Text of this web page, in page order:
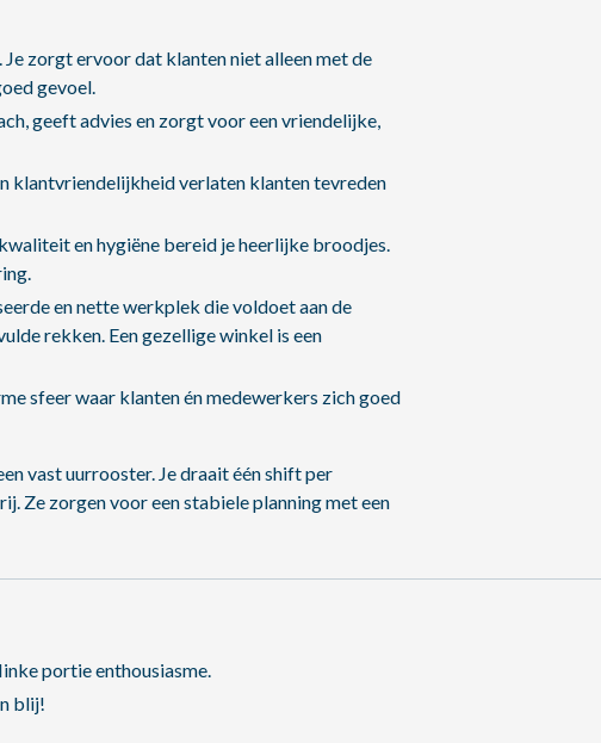
zorgt ervoor dat klanten niet alleen met de
gevoel.
geeft advies en zorgt voor een vriendelijke,
klantvriendelijkheid verlaten klanten tevreden
en hygiëne bereid je heerlijke broodjes.
en nette werkplek die voldoet aan de
rekken. Een gezellige winkel is een
sfeer waar klanten én medewerkers zich goed
vast uurrooster. Je draait één shift per
Ze zorgen voor een stabiele planning met een
portie enthousiasme.
blij!